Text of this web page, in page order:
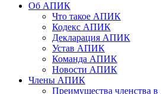
Об АПИК
Что такое АПИК
Кодекс АПИК
Декларация АПИК
Устав АПИК
Команда АПИК
Новости АПИК
Члены АПИК
Преимущества членства